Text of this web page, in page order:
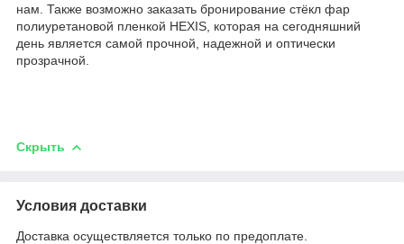
нам. Также возможно заказать бронирование стёкл фар
полиуретановой пленкой HEXIS, которая на сегодняшний
день является самой прочной, надежной и оптически
прозрачной.
Скрыть
Условия доставки
Доставка осуществляется только по предоплате.